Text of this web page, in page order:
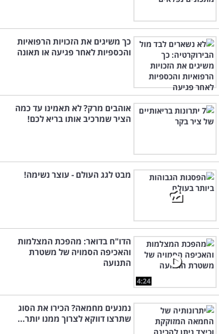
כך משיגים את הזכויות הרפואיות
והכספיות לאחר פגיעה או תאונה
אוהבים מרק? לא תאמינו עד כמה
הציר שמרכיב אותו בריא לכם!
מבט לגג העולם - עוצר נשימה!
4:24
הדו"ח בדואר: מהפכת המצלמות
והאכיפה הסמויה של משטרת
התנועה
נמנעים מחמאה? הכירו את הסוג
שתרצו דווקא לצרוך ממנו יותר...